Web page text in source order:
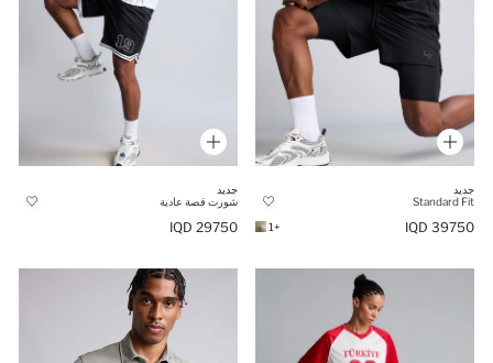
جديد
Standard Fit
39750 IQD
+1
جديد
شورت قصة عادية
29750 IQD